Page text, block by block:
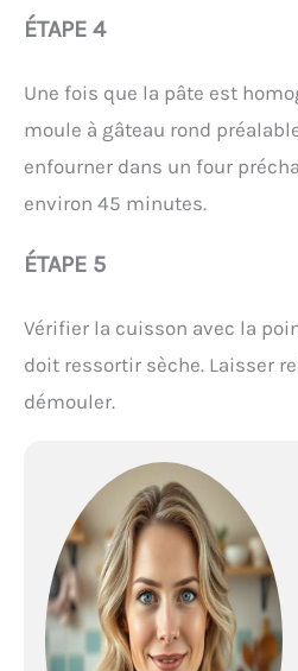
ÉTAPE 4
Une fois que la pâte est
moule à gâteau rond
enfourner dans un four
environ 45 minutes.
ÉTAPE 5
Vérifier la cuisson avec la
doit ressortir sèche. Laisser
démouler.